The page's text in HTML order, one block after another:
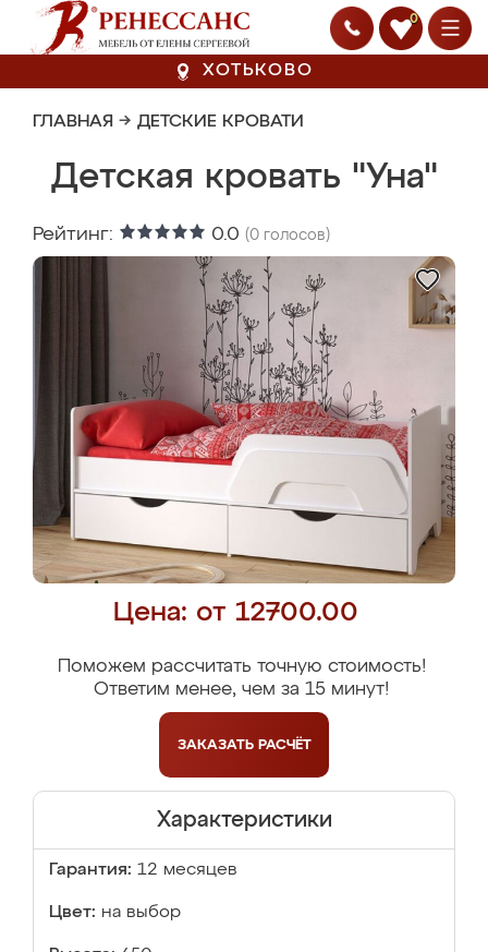
0
ХОТЬКОВО
ГЛАВНАЯ → ДЕТСКИЕ КРОВАТИ
Детская кровать "Уна"
Рейтинг: 0.0 (0 голосов)
Цена: от 12700.00
Поможем рассчитать точную стоимость!
Ответим менее, чем за 15 минут!
ЗАКАЗАТЬ РАСЧЁТ
Характеристики
Гарантия: 12 месяцев
Цвет: на выбор